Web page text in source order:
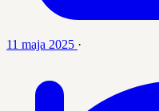
11 maja 2025 ·